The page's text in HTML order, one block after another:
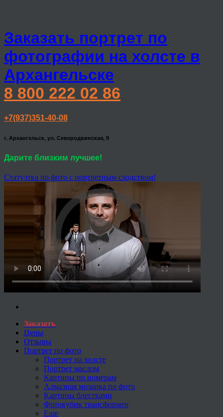
Заказать портрет по
фотографии на холсте в
Архангельске
8 800 222 02 86
+7(937)351-40-08
г. Архангельск, ул. Северодвинская, 9
Дарите близким лучшее!
Статуэтка по фото с портретным сходством!
Заказать
Цены
Отзывы
Портрет по фото
Портрет на холсте
Портрет маслом
Картины по номерам
Алмазная мозаика по фото
Картины блестками
Фотокубик трансформер
Еще